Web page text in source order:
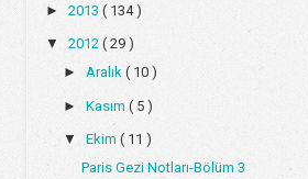
►2013( 134 )
▼2012( 29 )
► Aralık ( 10 )
► Kasım ( 5 )
▼ Ekim ( 11 )
Paris Gezi Notları-Bölüm 3